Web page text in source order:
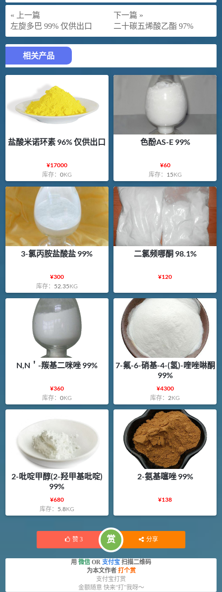
« 上一篇
左旋多巴 99% 仅供出口
下一篇 »
二十碳五烯酸乙酯 97%
相关产品
盐酸米诺环素 96% 仅供出口
¥17000
库存： 0KG
色酚AS-E 99%
¥60
库存： 15KG
3-氯丙胺盐酸盐 99%
¥300
库存： 52.35KG
二氯频哪酮 98.1%
¥120
N,N＇-羰基二咪唑 99%
¥360
库存： 0KG
7-氟-6-硝基-4-(氢)-喹唑啉酮
99%
¥4300
库存： 2KG
2-吡啶甲醇(2-羟甲基吡啶)
99%
¥680
库存： 5.8KG
2-氨基噻唑 99%
¥138
赞 3 赏 分享
用 微信 OR 支付宝 扫描二维码
为本文作者 打个赏
支付宝打赏
金额随意 快来“打”我呀～